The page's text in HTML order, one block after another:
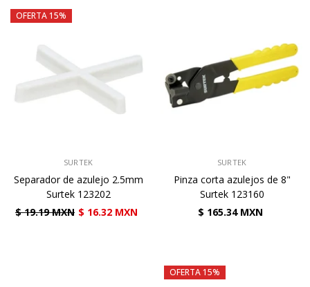
OFERTA 15%
SURTEK
Separador de azulejo 2.5mm
Surtek 123202
$ 19.19 MXN $ 16.32 MXN
SURTEK
Pinza corta azulejos de 8"
Surtek 123160
$ 165.34 MXN
OFERTA 15%